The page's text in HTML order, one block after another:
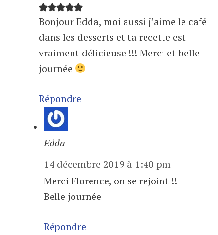
Bonjour Edda, moi aussi j’aime le café
dans les desserts et ta recette est
vraiment délicieuse !!! Merci et belle
journée
Répondre
Edda
14 décembre 2019 à 1:40 pm
Merci Florence, on se rejoint !!
Belle journée
Répondre